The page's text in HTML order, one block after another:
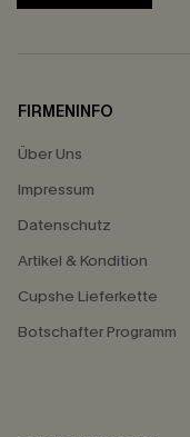
FIRMENINFO
Über Uns
Impressum
Datenschutz
Artikel & Kondition
Cupshe Lieferkette
Botschafter Programm